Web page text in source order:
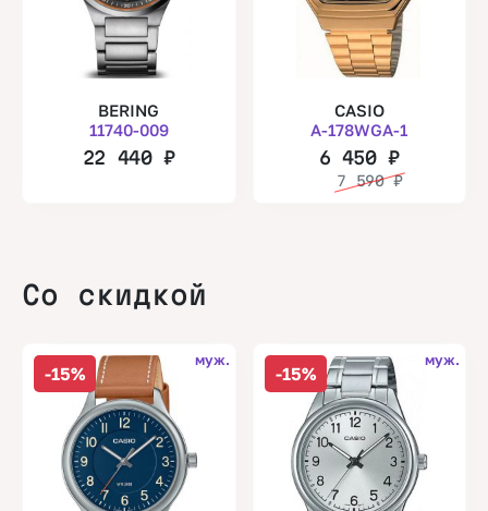
BERING
11740-009
22 440₽
CASIO
A-178WGA-1
6 450₽
7 590₽
Со скидкой
-15%
муж.
-15%
муж.